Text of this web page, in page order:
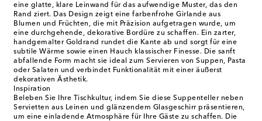
eine glatte, klare Leinwand für das aufwendige Muster, das den
Rand ziert. Das Design zeigt eine farbenfrohe Girlande aus
Blumen und Früchten, die mit Präzision aufgetragen wurde, um
eine durchgehende, dekorative Bordüre zu schaffen. Ein zarter,
handgemalter Goldrand rundet die Kante ab und sorgt für eine
subtile Wärme sowie einen Hauch klassischer Finesse. Die sanft
abfallende Form macht sie ideal zum Servieren von Suppen, Pasta
oder Salaten und verbindet Funktionalität mit einer äußerst
dekorativen Ästhetik.
Inspiration
Beleben Sie Ihre Tischkultur, indem Sie diese Suppenteller neben
Servietten aus Leinen und glänzendem Glasgeschirr präsentieren,
um eine einladende Atmosphäre für Ihre Gäste zu schaffen. Die